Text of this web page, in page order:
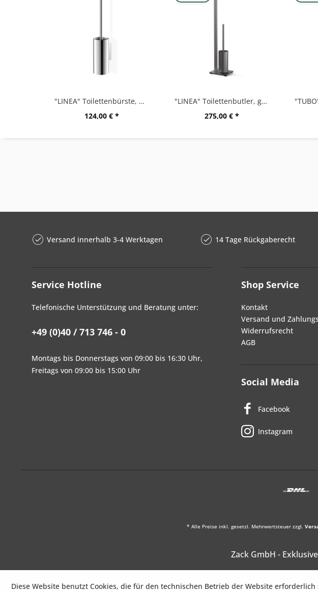
"LINEA" Toilettenbürste, Wandmontage, hochglänzend
124,00 € *
"LINEA" Toilettenbutler, graphite
275,00 € *
Versand innerhalb 3-4 Werktagen 14 Tage Rückgaberecht
Service Hotline
Telefonische Unterstützung und Beratung unter:
+49 (0)40 / 713 746 - 0
Montags bis Donnerstags von 09:00 bis 16:30 Uhr,
Freitags von 09:00 bis 15:00 Uhr
Shop Service
Kontakt
Versand und
Widerrufsrecht
AGB
Social Media
Facebook
Instagram
* Alle Preise inkl. gesetzl. Mehrwertsteuer zzgl.
Zack GmbH -
Diese Website benutzt Cookies, die für den technischen Betrieb der Website